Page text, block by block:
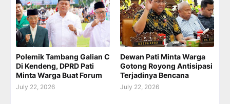
Polemik Tambang Galian C
Di Kendeng, DPRD Pati
Minta Warga Buat Forum
July 22, 2026
Dewan Pati Minta Warga
Gotong Royong Antisipasi
Terjadinya Bencana
July 22, 2026